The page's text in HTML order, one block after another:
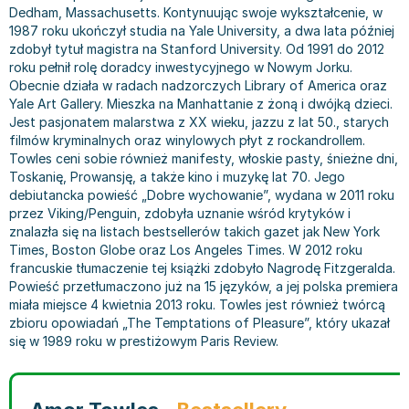
Bajki wiersze
Do kolorowania i naklejania
Kontrastowe obrazki
Kreatywne / Aktywizujące
Poznawanie świata
Podręczniki szkolne
Edukacja przedszkolna
Liceum, Technikum
Szkoła podstawowa
Szkoły wyższe
Szkoła zawodowa
Książki: finanse, księgowość, bankowość
Książki o gospodarce
Inne
Książki o marketingu
Książki o zarządzaniu
Historia - książki
Archeologia - książki
Historia Polski - książki
Historia świata - książki
II Wojna Światowa - książki
Książki militarne
Książki: Prawo
Inne
Książki: Prawo administracyjne
Książki: Prawo cywilne
Książki: Prawo finansowe
Książki: pamiętniki, dzienniki i listy
Wywiady, wspomnienia - książki
Komiksy
Komiksy dla dorosłych
Komiksy dla dzieci
Komiksy dla młodzieży
Komiksy obcojęzyczne
Fantastyka, horror - książki
Książki fantasy
Książki horrory
Science Fiction - książki
Książki kryminały
Książki z poezją, aforyzmami i dramaty
Książki dramaty
Książki humorystyczne i aforyzmy
Tomiki poezji
Liceum i technikum
Podręczniki do 1 klasy liceum i technikum
Podręczniki do 2 klasy liceum i technikum
Podręczniki do 3 klasy liceum i technikum
Podręczniki do klasy 4 liceum i technikum
Podręczniki do szkoły zawodowej
Podręczniki do 1 klasy szkoły zawodowej
Podręczniki do 2 klasy szkoły zawodowej
Podręczniki do 3 klasy szkoły zawodowej
Książki dla dzieci
Książki dla dzieci do 2 lat
Książki: bajki dla dzieci do 2 lat
Do kąpieli i zabawy
Kolorowanki i książki do naklejania do 2 lat
Książki grające, z puzzlami i magnesami do 2 lat
Obrazki kontrastowe dla niemowląt
Książki o sportowcach
Książki: Turystyka i podróże
Albumy krajoznawcze
Albumy krajoznawcze - Polska
Albumy krajoznawcze - Świat
Atlasy
Atlasy - Polska
Atlasy - świat
Globusy
Mapy
Mapy - Polska
Mapy - Świat
Przewodniki turystyczne
Przewodniki turystyczne - Polska
Przewodniki turystyczne - Świat
Książki: Zdrowie, rodzina, związki
Julian Tuwim
Bracia Grimm
Stephen King
Tanya Valko
Lauren Kate
Jan Brzechwa
E. L. James
Virginia C. Andrews
Waldemar Łysiak
Monika Szwaja
Camilla Läckberg
Jan Kochanowski
Henning Mankell
Beata Pawlikowska
L.J. Smith
Diana Palmer
Dedham, Massachusetts. Kontynuując swoje wykształcenie, w
1987 roku ukończył studia na Yale University, a dwa lata później
zdobył tytuł magistra na Stanford University. Od 1991 do 2012
roku pełnił rolę doradcy inwestycyjnego w Nowym Jorku.
Obecnie działa w radach nadzorczych Library of America oraz
Yale Art Gallery. Mieszka na Manhattanie z żoną i dwójką dzieci.
Jest pasjonatem malarstwa z XX wieku, jazzu z lat 50., starych
filmów kryminalnych oraz winylowych płyt z rockandrollem.
Towles ceni sobie również manifesty, włoskie pasty, śnieżne dni,
Toskanię, Prowansję, a także kino i muzykę lat 70. Jego
debiutancka powieść „Dobre wychowanie”, wydana w 2011 roku
przez Viking/Penguin, zdobyła uznanie wśród krytyków i
znalazła się na listach bestsellerów takich gazet jak New York
Times, Boston Globe oraz Los Angeles Times. W 2012 roku
francuskie tłumaczenie tej książki zdobyło Nagrodę Fitzgeralda.
Powieść przetłumaczono już na 15 języków, a jej polska premiera
miała miejsce 4 kwietnia 2013 roku. Towles jest również twórcą
zbioru opowiadań „The Temptations of Pleasure”, który ukazał
się w 1989 roku w prestiżowym Paris Review.